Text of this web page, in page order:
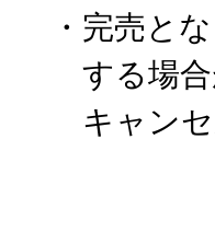
・完売と
する場
キャン